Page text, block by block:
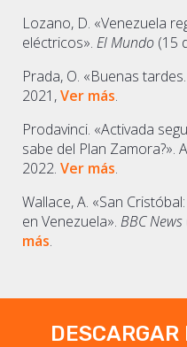
Lozano, D. «Venezuela
eléctricos». El Mundo (15
Prada, O. «Buenas
2021,Ver más.
Prodavinci. «Activada
sabe del Plan Zamora?».
2022. Ver más.
Wallace, A. «San
en Venezuela». BBC News
más.